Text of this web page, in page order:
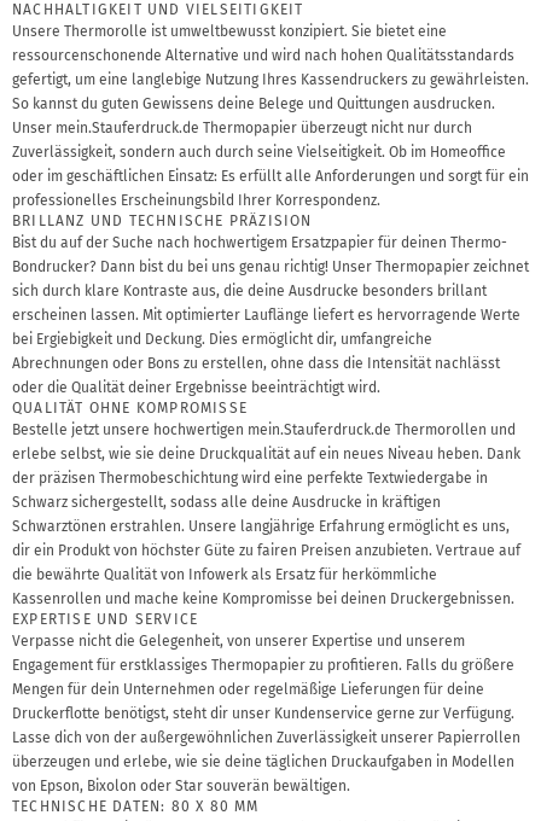
NACHHALTIGKEIT UND VIELSEITIGKEIT
Unsere Thermorolle ist umweltbewusst konzipiert. Sie bietet eine
ressourcenschonende Alternative und wird nach hohen Qualitätsstandards
gefertigt, um eine langlebige Nutzung Ihres Kassendruckers zu gewährleisten.
So kannst du guten Gewissens deine Belege und Quittungen ausdrucken.
Unser mein.Stauferdruck.de Thermopapier überzeugt nicht nur durch
Zuverlässigkeit, sondern auch durch seine Vielseitigkeit. Ob im Homeoffice
oder im geschäftlichen Einsatz: Es erfüllt alle Anforderungen und sorgt für ein
professionelles Erscheinungsbild Ihrer Korrespondenz.
BRILLANZ UND TECHNISCHE PRÄZISION
Bist du auf der Suche nach hochwertigem Ersatzpapier für deinen Thermo-
Bondrucker? Dann bist du bei uns genau richtig! Unser Thermopapier zeichnet
sich durch klare Kontraste aus, die deine Ausdrucke besonders brillant
erscheinen lassen. Mit optimierter Lauflänge liefert es hervorragende Werte
bei Ergiebigkeit und Deckung. Dies ermöglicht dir, umfangreiche
Abrechnungen oder Bons zu erstellen, ohne dass die Intensität nachlässt
oder die Qualität deiner Ergebnisse beeinträchtigt wird.
QUALITÄT OHNE KOMPROMISSE
Bestelle jetzt unsere hochwertigen mein.Stauferdruck.de Thermorollen und
erlebe selbst, wie sie deine Druckqualität auf ein neues Niveau heben. Dank
der präzisen Thermobeschichtung wird eine perfekte Textwiedergabe in
Schwarz sichergestellt, sodass alle deine Ausdrucke in kräftigen
Schwarztönen erstrahlen. Unsere langjährige Erfahrung ermöglicht es uns,
dir ein Produkt von höchster Güte zu fairen Preisen anzubieten. Vertraue auf
die bewährte Qualität von Infowerk als Ersatz für herkömmliche
Kassenrollen und mache keine Kompromisse bei deinen Druckergebnissen.
EXPERTISE UND SERVICE
Verpasse nicht die Gelegenheit, von unserer Expertise und unserem
Engagement für erstklassiges Thermopapier zu profitieren. Falls du größere
Mengen für dein Unternehmen oder regelmäßige Lieferungen für deine
Druckerflotte benötigst, steht dir unser Kundenservice gerne zur Verfügung.
Lasse dich von der außergewöhnlichen Zuverlässigkeit unserer Papierrollen
überzeugen und erlebe, wie sie deine täglichen Druckaufgaben in Modellen
von Epson, Bixolon oder Star souverän bewältigen.
TECHNISCHE DATEN: 80 X 80 MM